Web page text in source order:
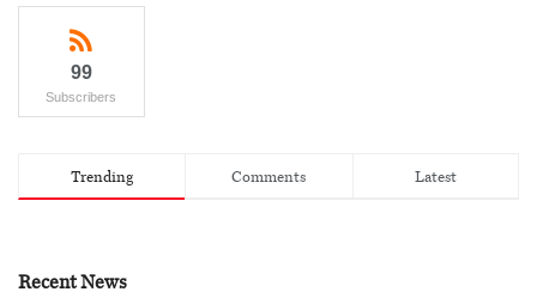
99
Subscribers
Trending Comments Latest
Recent News